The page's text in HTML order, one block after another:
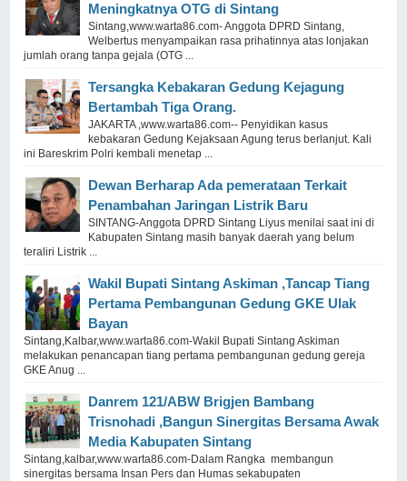
Meningkatnya OTG di Sintang
Sintang,www.warta86.com- Anggota DPRD Sintang,
Welbertus menyampaikan rasa prihatinnya atas lonjakan
jumlah orang tanpa gejala (OTG ...
Tersangka Kebakaran Gedung Kejagung
Bertambah Tiga Orang.
JAKARTA ,www.warta86.com-- Penyidikan kasus
kebakaran Gedung Kejaksaan Agung terus berlanjut. Kali
ini Bareskrim Polri kembali menetap ...
Dewan Berharap Ada pemerataan Terkait
Penambahan Jaringan Listrik Baru
SINTANG-Anggota DPRD Sintang Liyus menilai saat ini di
Kabupaten Sintang masih banyak daerah yang belum
teraliri Listrik ...
Wakil Bupati Sintang Askiman ,Tancap Tiang
Pertama Pembangunan Gedung GKE Ulak
Bayan
Sintang,Kalbar,www.warta86.com-Wakil Bupati Sintang Askiman
melakukan penancapan tiang pertama pembangunan gedung gereja
GKE Anug ...
Danrem 121/ABW Brigjen Bambang
Trisnohadi ,Bangun Sinergitas Bersama Awak
Media Kabupaten Sintang
Sintang,kalbar,www.warta86.com-Dalam Rangka membangun
sinergitas bersama Insan Pers dan Humas sekabupaten